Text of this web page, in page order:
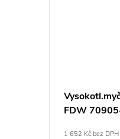
FDW
1 652 Kč bez DPH